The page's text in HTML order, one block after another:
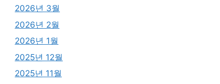
2026년 3월
2026년 2월
2026년 1월
2025년 12월
2025년 11월